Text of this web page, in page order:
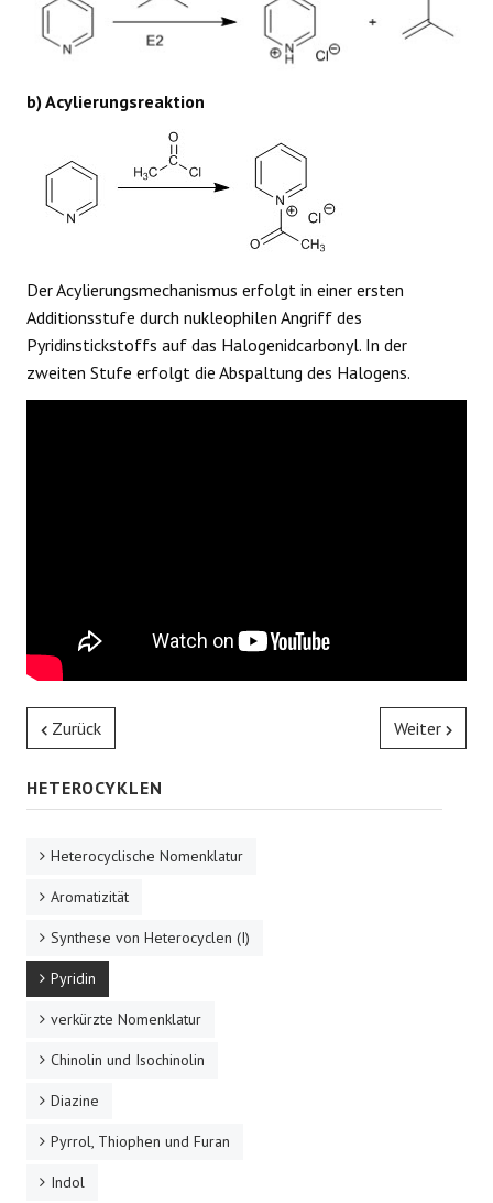
b) Acylierungsreaktion
Der Acylierungsmechanismus erfolgt in einer ersten
Additionsstufe durch nukleophilen Angriff des
Pyridinstickstoffs auf das Halogenidcarbonyl. In der
zweiten Stufe erfolgt die Abspaltung des Halogens.
Zurück Weiter
HETEROCYKLEN
Heterocyclische Nomenklatur
Aromatizität
Synthese von Heterocyclen (I)
Pyridin
verkürzte Nomenklatur
Chinolin und Isochinolin
Diazine
Pyrrol, Thiophen und Furan
Indol